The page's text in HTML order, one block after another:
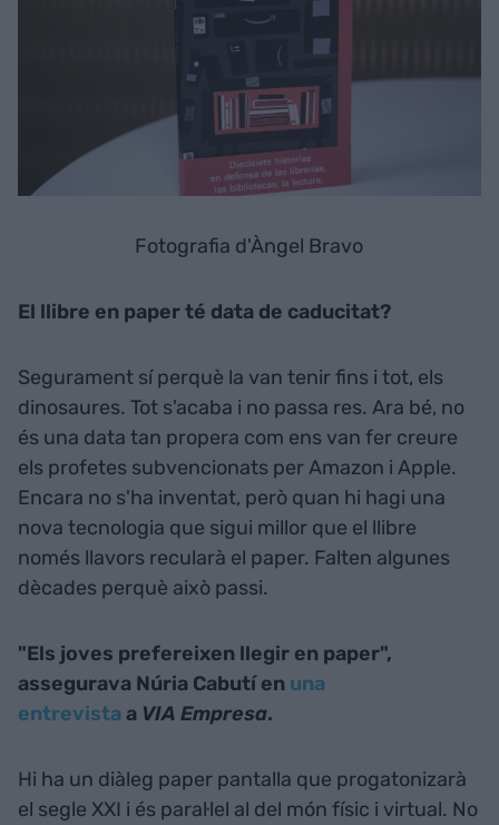
Fotografia d'Àngel Bravo
El llibre en paper té data de caducitat?
Segurament sí perquè la van tenir fins i tot, els
dinosaures. Tot s'acaba i no passa res. Ara bé, no
és una data tan propera com ens van fer creure
els profetes subvencionats per Amazon i Apple.
Encara no s'ha inventat, però quan hi hagi una
nova tecnologia que sigui millor que el llibre
només llavors recularà el paper. Falten algunes
dècades perquè això passi.
"Els joves prefereixen llegir en paper",
assegurava Núria Cabutí en una
entrevista a VIA Empresa.
Hi ha un diàleg paper pantalla que progatonizarà
el segle XXI i és paral·lel al del món físic i virtual. No